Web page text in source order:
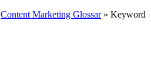
Content Marketing Glossar» Keyword